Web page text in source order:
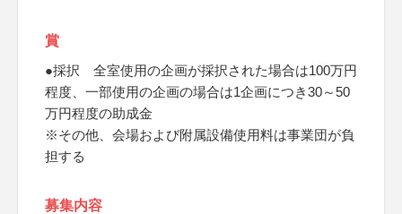
賞
●採択 全室使用の企画が採択された場合は100万円
程度、一部使用の企画の場合は1企画につき30～50
万円程度の助成金
※その他、会場および附属設備使用料は事業団が負
担する
募集内容